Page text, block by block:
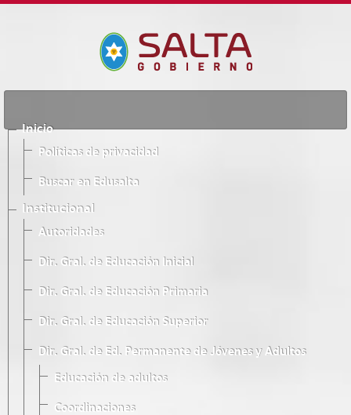
Inicio
Políticas de privacidad
Buscar en Edusalta
Institucional
Autoridades
Dir. Gral. de Educación Inicial
Dir. Gral. de Educación Primaria
Dir. Gral. de Educación Superior
Dir. Gral. de Ed. Permanente de Jóvenes y Adultos
Educación de adultos
Coordinaciones